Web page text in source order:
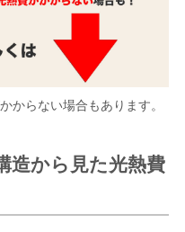
からない場合もあります。
造から見た光熱費